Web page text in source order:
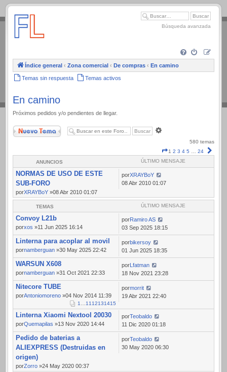
.
Búsqueda avanzada
Índice general ‹ Zona comercial ‹ De compras ‹ En camino
Temas sin respuesta Temas activos
En camino
Próximos pedidos y/o pendientes de llegar.
Nuevo Tema
580 temas
Página
1
1 2 3 4 5 … 24
ANUNCIOS ÚLTIMO MENSAJE
NORMAS DE USO DE ESTE
SUB-FORO
porXRAYBoY »08 Abr 2010 01:07
porXRAYBoY
08 Abr 2010 01:07
TEMAS ÚLTIMO MENSAJE
Convoy L21b
porxos »11 Jun 2025 16:14
porRamiro AS
03 Sep 2025 18:15
Linterna para acoplar al movil
pornamberguan »30 May 2025 22:42
porbikersoy
01 Jun 2025 18:35
WARSUN X608
pornamberguan »31 Oct 2021 22:33
por Lfatman
18 Nov 2021 23:28
Nitecore TUBE
porAntoniomoreno »04 Nov 2014 11:39
1…1112131415
pormorrit
19 Abr 2021 22:40
Linterna Xiaomi Nextool 20030
porQuemapilas »13 Nov 2020 14:44
porTeobaldo
11 Dic 2020 01:18
Pedido de baterias a
ALIEXPRESS (Destruidas en
origen)
porZorro »24 May 2020 00:37
porTeobaldo
30 May 2020 06:30